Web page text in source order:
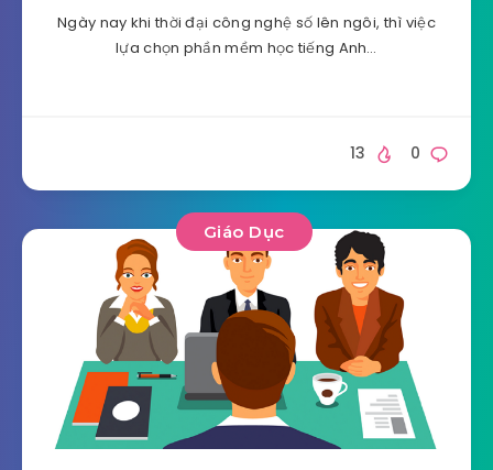
Ngày nay khi thời đại công nghệ số lên ngôi, thì việc
lựa chọn phần mềm học tiếng Anh…
0
13
Giáo Dục